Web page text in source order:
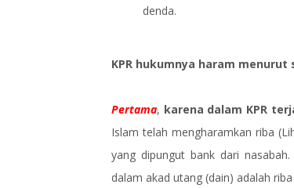
denda.
KPR hukumnya haram menurut
Pertama, karena dalam KPR
Islam telah mengharamkan riba
yang dipungut bank dari
dalam akad utang (dain) adalah